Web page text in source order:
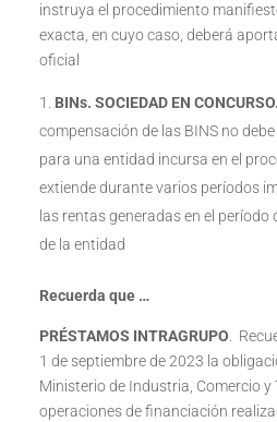
instruya el procedimiento
exacta, en cuyo caso, deberá
oficial
BINs. SOCIEDAD EN CONCURSO.
compensación de las BINS no
para una entidad incursa en el
extiende durante varios períodos
las rentas generadas en el período
de la entidad
Recuerda que …
PRÉSTAMOS INTRAGRUPO .
1 de septiembre de 2023 la
Ministerio de Industria, Comercio y
operaciones de financiación